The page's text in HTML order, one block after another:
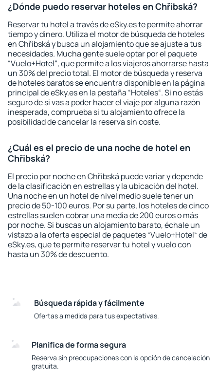
¿Dónde puedo reservar hoteles en Chřibská?
Reservar tu hotel a través de eSky.es te permite ahorrar
tiempo y dinero. Utiliza el motor de búsqueda de hoteles
en Chřibská y busca un alojamiento que se ajuste a tus
necesidades. Mucha gente suele optar por el paquete
“Vuelo+Hotel“, que permite a los viajeros ahorrarse hasta
un 30% del precio total. El motor de búsqueda y reserva
de hoteles baratos se encuentra disponible en la página
principal de eSky.es en la pestaña “Hoteles“. Si no estás
seguro de si vas a poder hacer el viaje por alguna razón
inesperada, comprueba si tu alojamiento ofrece la
posibilidad de cancelar la reserva sin coste.
¿Cuál es el precio de una noche de hotel en
Chřibská?
El precio por noche en Chřibská puede variar y depende
de la clasificación en estrellas y la ubicación del hotel.
Una noche en un hotel de nivel medio suele tener un
precio de 50-100 euros. Por su parte, los hoteles de cinco
estrellas suelen cobrar una media de 200 euros o más
por noche. Si buscas un alojamiento barato, échale un
vistazo a la oferta especial de paquetes “Vuelo+Hotel“ de
eSky.es, que te permite reservar tu hotel y vuelo con
hasta un 30% de descuento.
Búsqueda rápida y fácilmente
Ofertas a medida para tus expectativas.
Planifica de forma segura
Reserva sin preocupaciones con la opción de cancelación
gratuita.